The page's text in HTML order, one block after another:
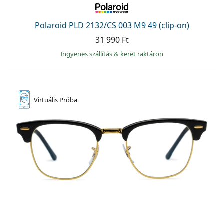
Polaroid PLD 2132/CS 003 M9 49 (clip-on)
31 990 Ft
Ingyenes szállítás& keret raktáron
Virtuális Próba